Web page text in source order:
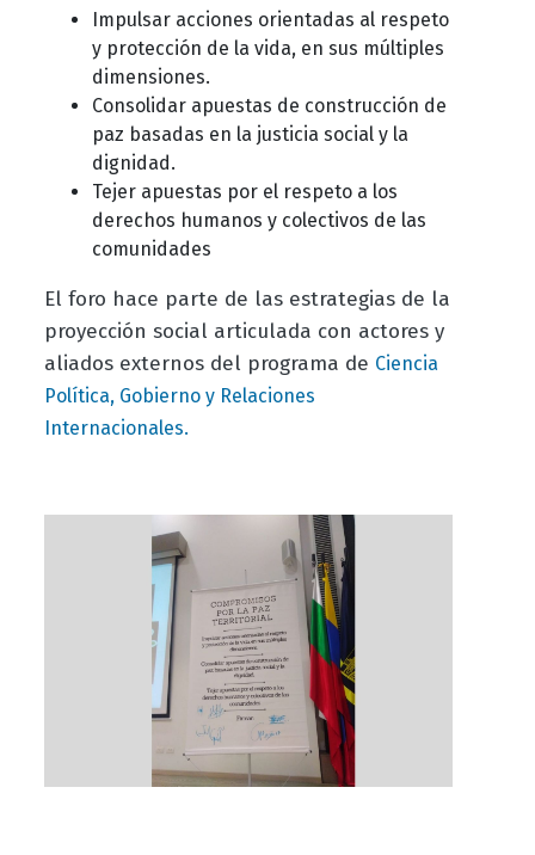
Impulsar acciones orientadas al respeto
y protección de la vida, en sus múltiples
dimensiones.
Consolidar apuestas de construcción de
paz basadas en la justicia social y la
dignidad.
Tejer apuestas por el respeto a los
derechos humanos y colectivos de las
comunidades
El foro hace parte de las estrategias de la
proyección social articulada con actores y
aliados externos del programa de Ciencia
Política, Gobierno y Relaciones
Internacionales.